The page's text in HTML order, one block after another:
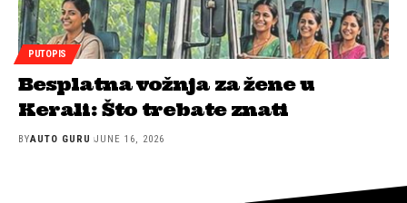
PUTOPIS
Besplatna vožnja za žene u
Kerali: Što trebate znati
BYAUTO GURU JUNE 16, 2026